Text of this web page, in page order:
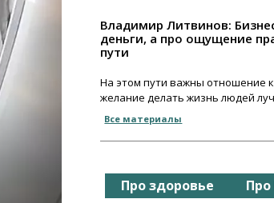
Владимир Литвинов:
деньги, а про ощущение
пути
На этом пути важны отношение
желание делать жизнь людей
Все материалы
Про здоровье Про